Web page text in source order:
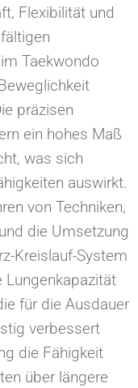
Flexibilität und
Taekwondo
präzisen
ein hohes Maß
was sich
auswirkt.
von Techniken,
die Umsetzung
Kreislauf-System
Lungenkapazität
für die Ausdauer
verbessert
die Fähigkeit
über längere